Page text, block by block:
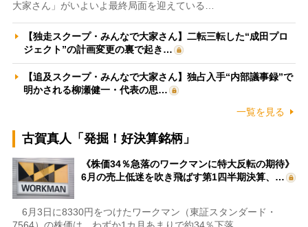
大家さん」がいよいよ最終局面を迎えている…
【独走スクープ・みんなで大家さん】二転三転した“成田プロ
ジェクト”の計画変更の裏で起き…
【追及スクープ・みんなで大家さん】独占入手“内部議事録”で
明かされる柳瀬健一・代表の思…
一覧を見る
古賀真人「発掘！好決算銘柄」
《株価34％急落のワークマンに特大反転の期待》
6月の売上低迷を吹き飛ばす第1四半期決算、…
6月3日に8330円をつけたワークマン（東証スタンダード・
7564）の株価は、わずか1カ月あまりで約34％下落…